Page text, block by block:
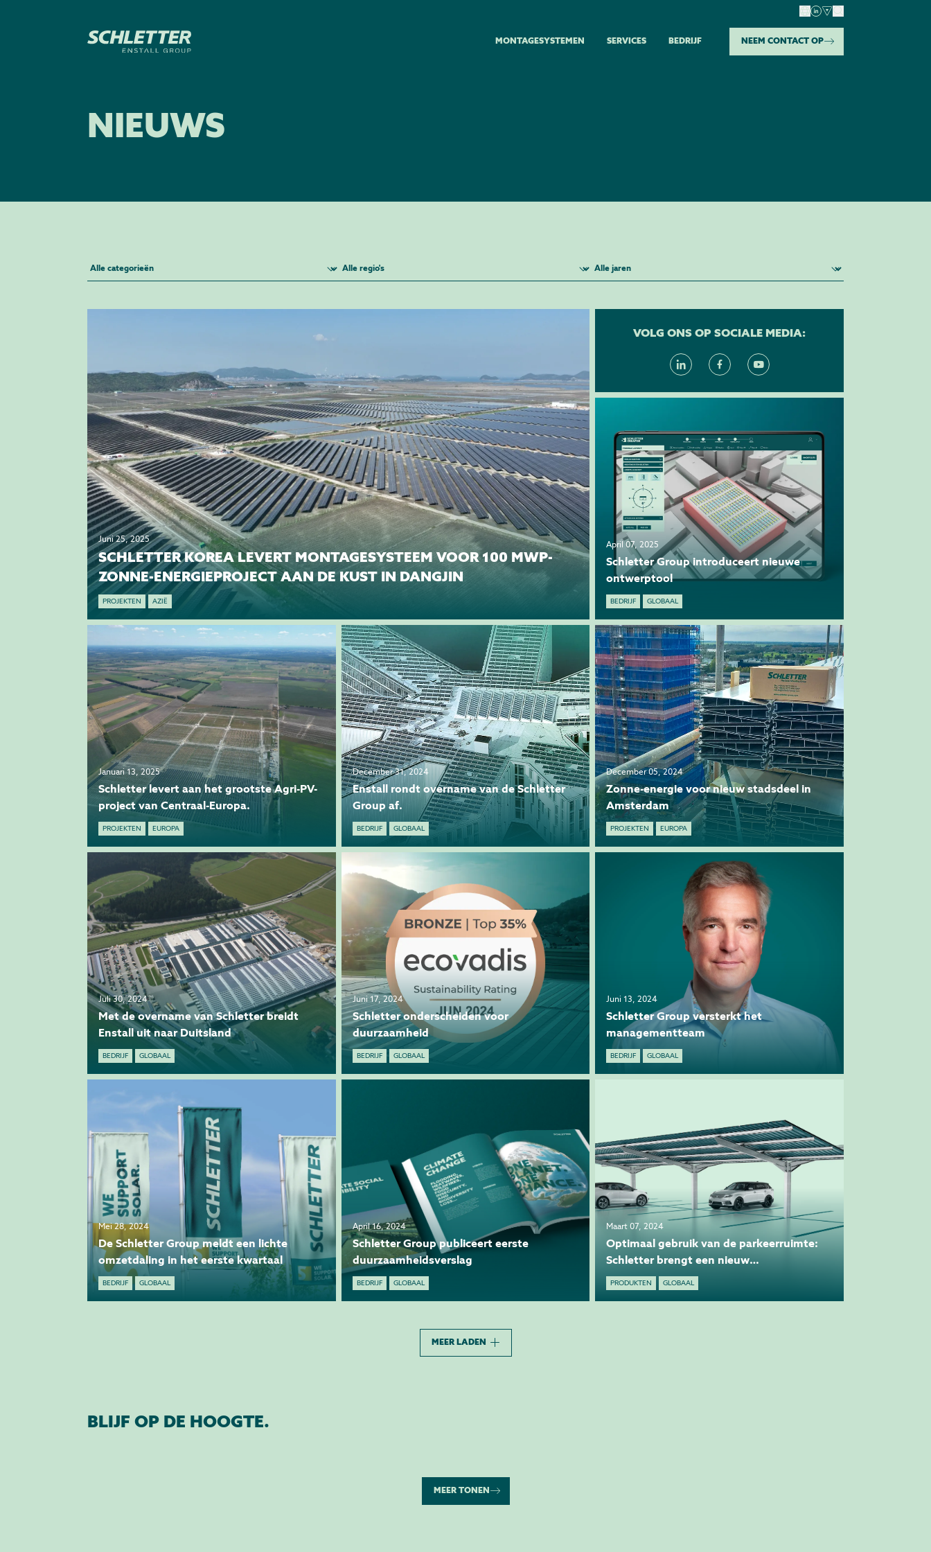
MONTAGESYSTEMEN SERVICES BEDRIJF NEEM CONTACT OP
NIEUWS
Juni 25, 2025
SCHLETTER KOREA LEVERT MONTAGESYSTEEM VOOR 100 MWP-
ZONNE-ENERGIEPROJECT AAN DE KUST IN DANGJIN
PROJEKTEN AZIË
VOLG ONS OP SOCIALE MEDIA:
April 07, 2025
Schletter Group introduceert nieuwe
ontwerptool
BEDRIJF GLOBAAL
Januari 13, 2025
Schletter levert aan het grootste Agri-PV-
project van Centraal-Europa.
PROJEKTEN EUROPA
December 31, 2024
Enstall rondt overname van de Schletter
Group af.
BEDRIJF GLOBAAL
December 05, 2024
Zonne-energie voor nieuw stadsdeel in
Amsterdam
PROJEKTEN EUROPA
Juli 30, 2024
Met de overname van Schletter breidt
Enstall uit naar Duitsland
BEDRIJF GLOBAAL
Juni 17, 2024
Schletter onderscheiden voor
duurzaamheid
BEDRIJF GLOBAAL
Juni 13, 2024
Schletter Group versterkt het
managementteam
BEDRIJF GLOBAAL
Mei 28, 2024
De Schletter Group meldt een lichte
omzetdaling in het eerste kwartaal
BEDRIJF GLOBAAL
April 16, 2024
Schletter Group publiceert eerste
duurzaamheidsverslag
BEDRIJF GLOBAAL
Maart 07, 2024
Optimaal gebruik van de parkeerruimte:
Schletter brengt een nieuw
carportsysteem op de markt
PRODUKTEN GLOBAAL
MEER LADEN
BLIJF OP DE HOOGTE.
MEER TONEN